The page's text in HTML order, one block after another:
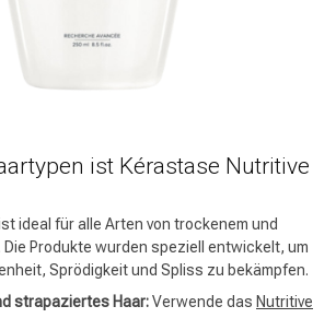
ist Kérastase Nutritive
ideal für alle Arten von trockenem und
Die Produkte wurden speziell entwickelt, um
Sprödigkeit und Spliss zu bekämpfen.
strapaziertes Haar:Verwende das Nutritive